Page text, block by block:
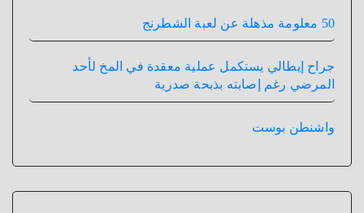
50 معلومة مذهلة عن لعبة الشطرنج
جراح إيطالي يستكمل عملية معقدة في المخ لأحد
المرضي رغم إصابته بذبحة صدرية
واشنطن بوست